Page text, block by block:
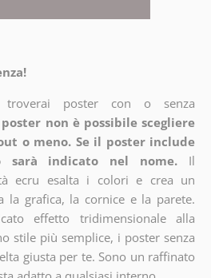
troverai poster con o senza
non è possibile scegliere
o meno. Se il poster include
sarà indicato nel nome.
Il
ecru esalta i colori e crea un
la grafica, la cornice e la parete.
effetto tridimensionale alla
stile più semplice, i poster senza
giusta per te. Sono un raffinato